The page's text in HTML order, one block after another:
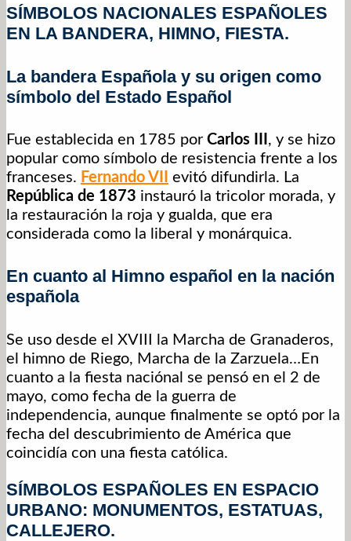
SÍMBOLOS NACIONALES ESPAÑOLES
EN LA BANDERA, HIMNO, FIESTA.
La bandera Española y su origen como
símbolo del Estado Español
Fue establecida en 1785 por Carlos III , y se hizo
popular como símbolo de resistencia frente a los
franceses. Fernando VII
evitó difundirla. La
República de 1873 instauró la tricolor morada, y
la restauración la roja y gualda, que era
considerada como la liberal y monárquica.
En cuanto al Himno español en la nación
española
Se uso desde el XVIII la Marcha de Granaderos,
el himno de Riego, Marcha de la Zarzuela…En
cuanto a la fiesta naciónal se pensó en el 2 de
mayo, como fecha de la guerra de
independencia, aunque finalmente se optó por la
fecha del descubrimiento de América que
coincidía con una fiesta católica.
SÍMBOLOS ESPAÑOLES EN ESPACIO
URBANO: MONUMENTOS, ESTATUAS,
CALLEJERO.